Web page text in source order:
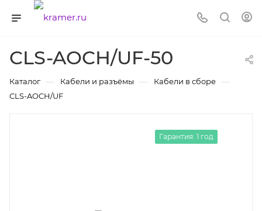
CLS-AOCH/UF-50
Каталог — Кабели и разъёмы — Кабели в сборе —
CLS-AOCH/UF
Гарантия: 1 год